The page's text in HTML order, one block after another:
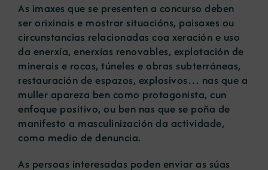
As imaxes que se presenten a concurso deben
ser orixinais e mostrar situacións, paisaxes ou
circunstancias relacionadas coa xeración e uso
da enerxía, enerxías renovables, explotación de
minerais e rocas, túneles e obras subterráneas,
restauración de espazos, explosivos… nas que a
muller apareza ben como protagonista, cun
enfoque positivo, ou ben nas que se poña de
manifesto a masculinización da actividade,
como medio de denuncia.
As persoas interesadas poden enviar as súas